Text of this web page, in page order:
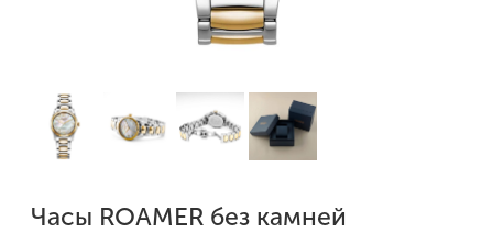
Часы ROAMER без камней